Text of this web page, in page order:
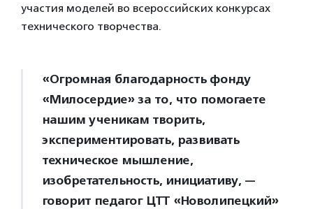
участия моделей во всероссийских конкурсах
технического творчества.
«Огромная благодарность фонду
«Милосердие» за то, что помогаете
нашим ученикам творить,
экспериментировать, развивать
техническое мышление,
изобретательность, инициативу, —
говорит педагог ЦТТ «Новолипецкий»